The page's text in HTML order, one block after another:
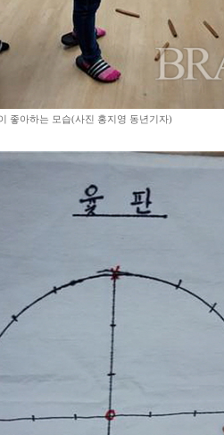
좋아하는 모습(사진 홍지영 동년기자)